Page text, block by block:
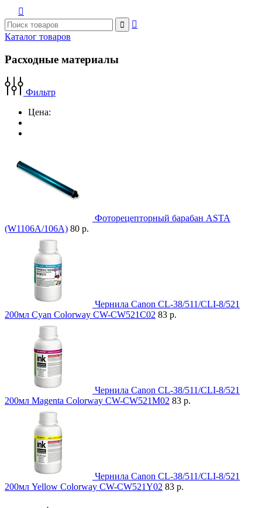



Каталог товаров
Расходные материалы
Фильтр
Цена:
Фоторецепторный барабан ASTA
(W1106A/106A) 80 р.
Чернила Canon CL-38/511/CLI-8/521
200мл Cyan Colorway CW-CW521C02 83 р.
Чернила Canon CL-38/511/CLI-8/521
200мл Magenta Colorway CW-CW521M02 83 р.
Чернила Canon CL-38/511/CLI-8/521
200мл Yellow Colorway CW-CW521Y02 83 р.